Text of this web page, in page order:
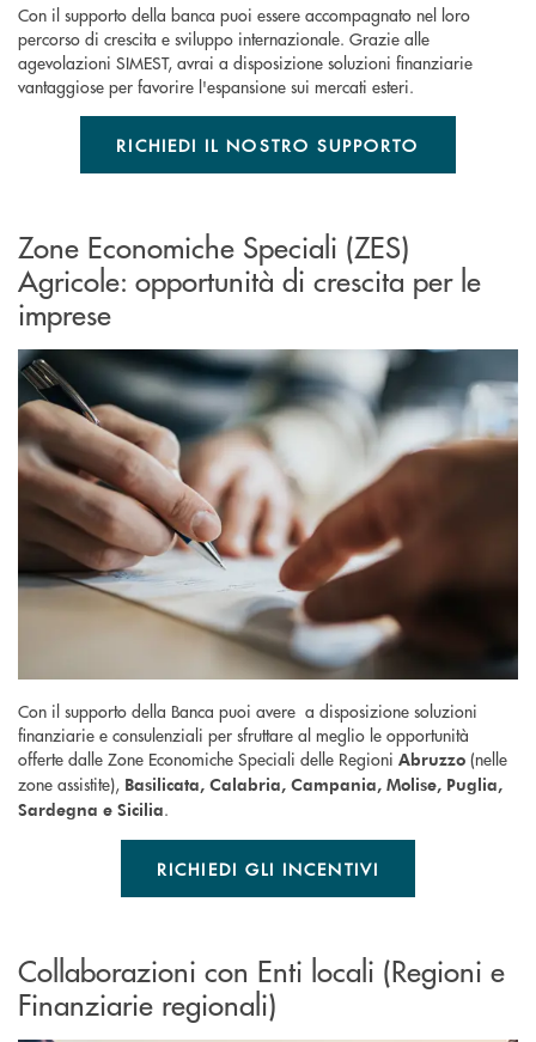
Con il supporto della banca puoi essere accompagnato nel loro
percorso di crescita e sviluppo internazionale. Grazie alle
agevolazioni SIMEST, avrai a disposizione soluzioni finanziarie
vantaggiose per favorire l'espansione sui mercati esteri.
RICHIEDI IL NOSTRO SUPPORTO
Zone Economiche Speciali (ZES)
Agricole: opportunità di crescita per le
imprese
Con il supporto della Banca puoi avere a disposizione soluzioni
finanziarie e consulenziali per sfruttare al meglio le opportunità
offerte dalle Zone Economiche Speciali delle Regioni Abruzzo (nelle
zone assistite), Basilicata, Calabria, Campania, Molise, Puglia,
Sardegna e Sicilia.
RICHIEDI GLI INCENTIVI
Collaborazioni con Enti locali (Regioni e
Finanziarie regionali)